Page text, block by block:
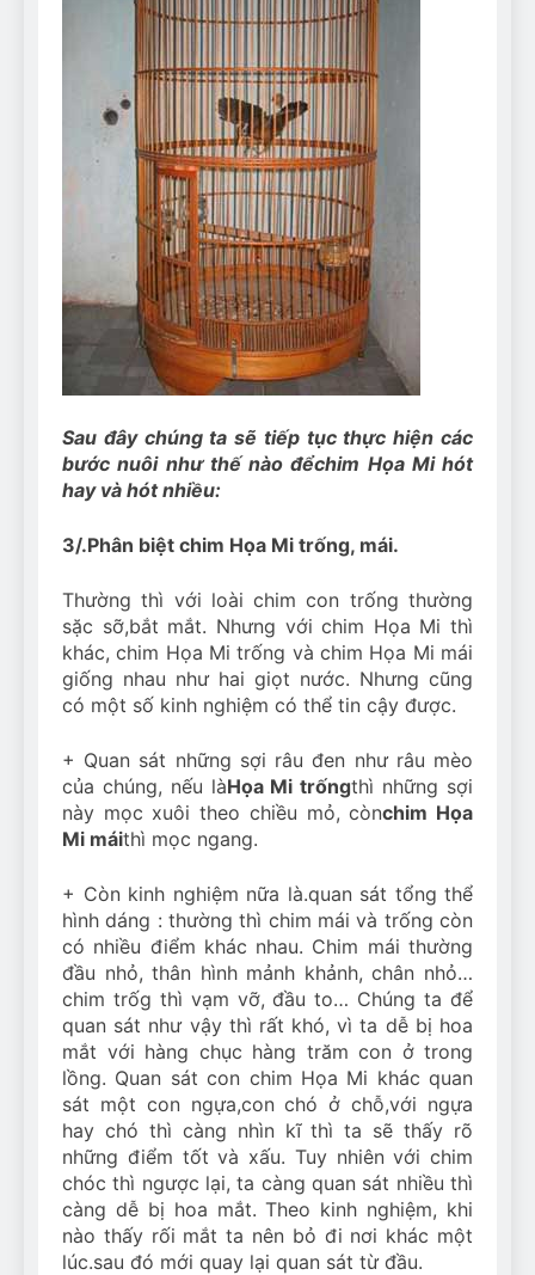
Can Bulldogs Play Fetch?
And How to Train Them!
7 Năm Ago
How Often Do I Need to
Groom My Bulldog
7 Năm Ago
Sau đây chúng ta sẽ tiếp tục thực hiện các
bước nuôi như thế nào đểchim Họa Mi hót
hay và hót nhiều:
3/.Phân biệt chim Họa Mi trống, mái.
Thường thì với loài chim con trống thường
sặc sỡ,bắt mắt. Nhưng với chim Họa Mi thì
khác, chim Họa Mi trống và chim Họa Mi mái
giống nhau như hai giọt nước. Nhưng cũng
có một số kinh nghiệm có thể tin cậy được.
+ Quan sát những sợi râu đen như râu mèo
của chúng, nếu làHọa Mi trốngthì những sợi
này mọc xuôi theo chiều mỏ, cònchim Họa
Mi máithì mọc ngang.
+ Còn kinh nghiệm nữa là.quan sát tổng thể
hình dáng : thường thì chim mái và trống còn
có nhiều điểm khác nhau. Chim mái thường
đầu nhỏ, thân hình mảnh khảnh, chân nhỏ…
chim trốg thì vạm vỡ, đầu to… Chúng ta để
quan sát như vậy thì rất khó, vì ta dễ bị hoa
mắt với hàng chục hàng trăm con ở trong
lồng. Quan sát con chim Họa Mi khác quan
sát một con ngựa,con chó ở chỗ,với ngựa
hay chó thì càng nhìn kĩ thì ta sẽ thấy rõ
những điểm tốt và xấu. Tuy nhiên với chim
chóc thì ngược lại, ta càng quan sát nhiều thì
càng dễ bị hoa mắt. Theo kinh nghiệm, khi
nào thấy rối mắt ta nên bỏ đi nơi khác một
lúc.sau đó mới quay lại quan sát từ đầu.